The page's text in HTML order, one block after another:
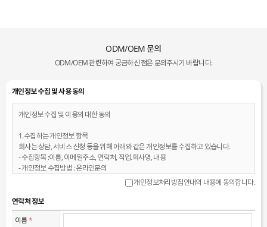
ODM/OEM 문의
ODM/OEM 관련하여 궁금하신 점은 문의주시기 바랍니다.
개인정보 수집 및 사용 동의
개인정보 수집 및 이용의 대한 동의
1.수집하는 개인정보 항목
회사는 상담, 서비스 신청 등을 위해 아래와 같은 개인정보를 수집하고 있습니다.
- 수집항목 :이름, 이메일주소, 연락처, 직업.회사명, 내용
- 개인정보 수집방법 : 온라인문의
회사는 수집한 개인정보를 다음의 목적을 위해 활용합니다.
온라인문의 상담 서비스 신청, 서비스 관련 문의 등을 포함한 이용계약 관련 사항의
처리
개인정보처리방침안내의 내용에 동의합니다.
연락처 정보
이름*